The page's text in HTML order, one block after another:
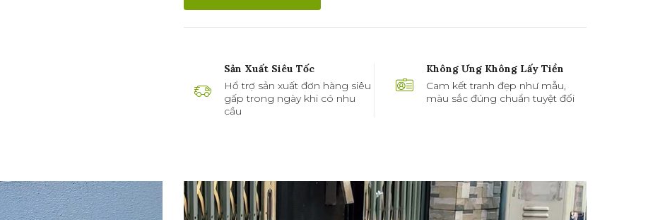
Sản Xuất Siêu Tốc
Hổ trợ sản xuất đơn hàng siêu
gấp trong ngày khi có nhu
cầu
Không Ưng Không Lấy Tiền
Cam kết tranh đẹp như mẫu,
màu sắc đúng chuẩn tuyệt đối